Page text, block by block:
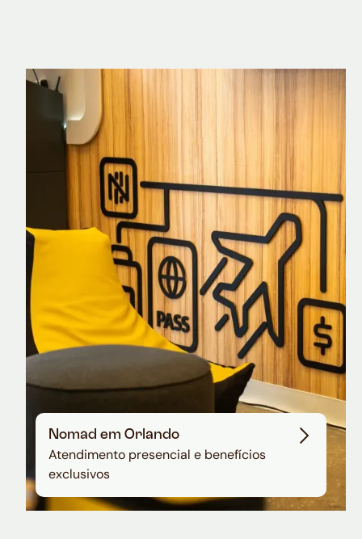
Nomad Explorer
Cartão de crédito brasileiro com cashback
em dólar
Nomad em Orlando
Atendimento presencial e benefícios
exclusivos